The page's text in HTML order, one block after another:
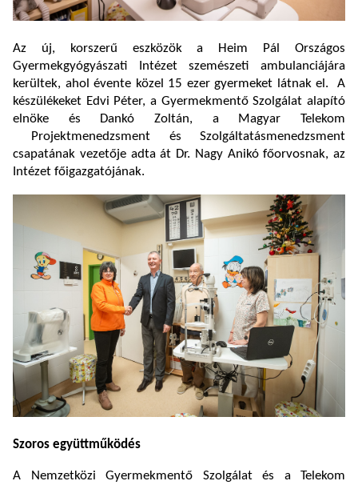
Az új, korszerű eszközök a Heim Pál Országos
Gyermekgyógyászati Intézet szemészeti ambulanciájára
kerültek, ahol évente közel 15 ezer gyermeket látnak el. A
készülékeket Edvi Péter, a Gyermekmentő Szolgálat alapító
elnöke és Dankó Zoltán, a Magyar Telekom
Projektmenedzsment és Szolgáltatásmenedzsment
csapatának vezetője adta át Dr. Nagy Anikó főorvosnak, az
Intézet főigazgatójának.
Szoros együttműködés
A Nemzetközi Gyermekmentő Szolgálat és a Telekom